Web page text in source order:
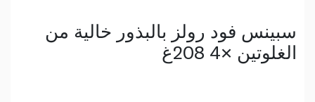
سبينس فود رولز بالبذور خالية من
الغلوتين ×4 208غ